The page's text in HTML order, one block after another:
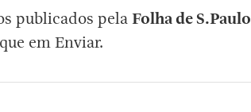
publicados pelaFolha de S.Paulo
em Enviar.